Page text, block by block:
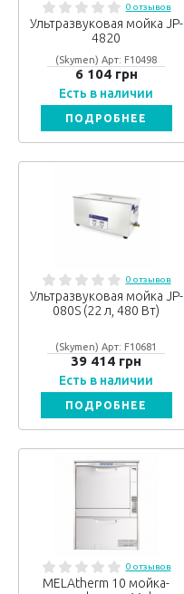
0 отзывов
Ультразвуковая мойка JP-
4820
(Skymen) Арт: F10498
6 104 грн
Есть в наличии
ПОДРОБНЕЕ
0 отзывов
Ультразвуковая мойка JP-
080S (22 л, 480 Вт)
(Skymen) Арт: F10681
39 414 грн
Есть в наличии
ПОДРОБНЕЕ
0 отзывов
MELAtherm 10 мойка-